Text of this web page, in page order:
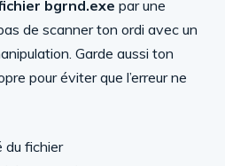
bgrnd.exe par une
de scanner ton ordi avec un
Garde aussi ton
pour éviter que l’erreur ne
du fichier